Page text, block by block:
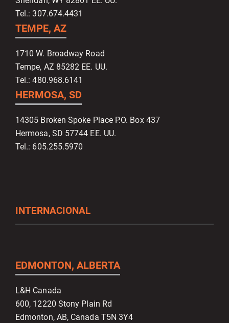
Tel.: 307.674.4431
TEMPE, AZ
1710 W. Broadway Road
Tempe, AZ 85282 EE. UU.
Tel.: 480.968.6141
HERMOSA, SD
14305 Broken Spoke Place P.O. Box 437
Hermosa, SD 57744 EE. UU.
Tel.: 605.255.5970
INTERNACIONAL
EDMONTON, ALBERTA
L&H Canada
600, 12220 Stony Plain Rd
Edmonton, AB, Canada T5N 3Y4